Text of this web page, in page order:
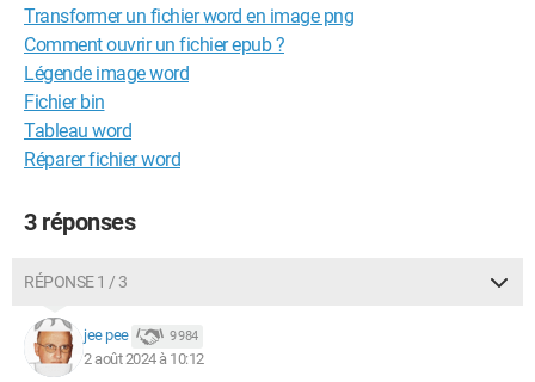
Transformer un fichier word en image png
Comment ouvrir un fichier epub ?
Légende image word
Fichier bin
Tableau word
Réparer fichier word
3 réponses
RÉPONSE 1 / 3
jee pee 9 984
2 août 2024 à 10:12